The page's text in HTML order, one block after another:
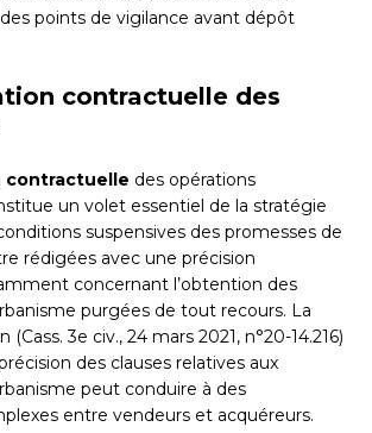
points de vigilance avant dépôt
contractuelle des
contractuelle des opérations
un volet essentiel de la stratégie
suspensives des promesses de
rédigées avec une précision
concernant l’obtention des
purgées de tout recours. La
(Cass. 3e civ., 24 mars 2021, n°20-14.216)
des clauses relatives aux
peut conduire à des
entre vendeurs et acquéreurs.